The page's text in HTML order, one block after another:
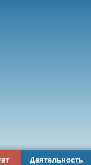
Деятельность